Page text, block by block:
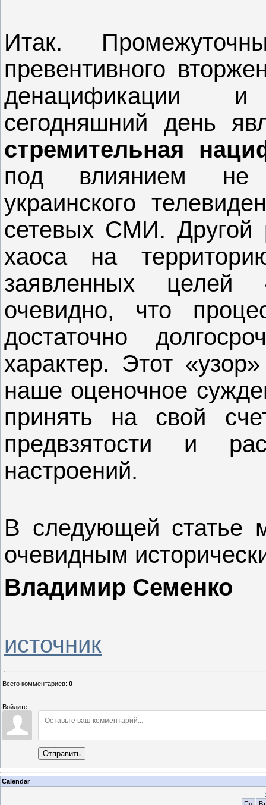
Итак.
превентивного
денацификации
сегодняшний день
стремительная
под влиянием не
украинского
сетевых СМИ. Другой
хаоса на
заявленных целей
очевидно, что
достаточно
характер. Этот
наше оценочное
принять на свой
предвзятости и
настроений.
В следующей статье
очевидным
Владимир Семенко
источник
Всего комментариев: 0
Войдите:
Отправить
Calendar